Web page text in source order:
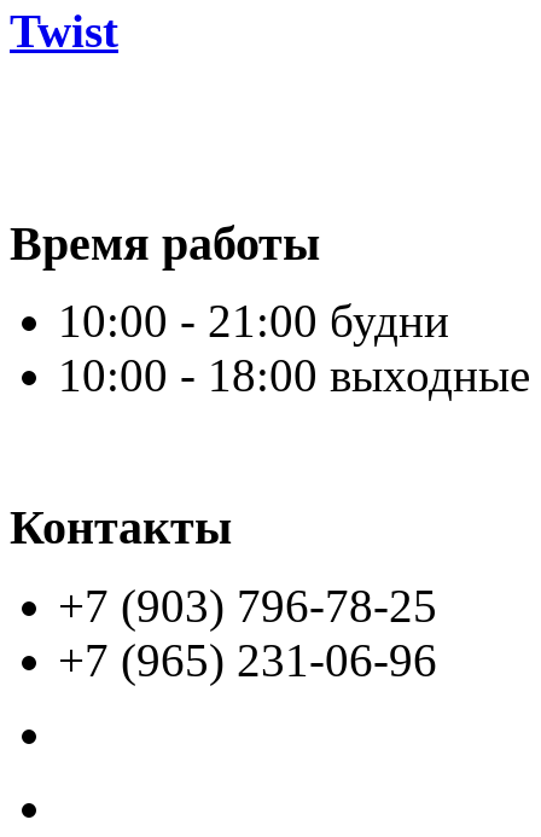
Twist
Время работы
10:00 - 21:00 будни
10:00 - 18:00 выходные
Контакты
+7 (903) 796-78-25
+7 (965) 231-06-96